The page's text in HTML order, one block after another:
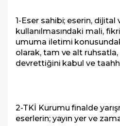
1-Eser sahibi; eserin, dijital
kullanılmasındaki mali,
umuma iletimi
olarak, tam ve alt
devrettiğini kabul ve
2-TKİ Kurumu finalde
eserlerin; yayın yer ve